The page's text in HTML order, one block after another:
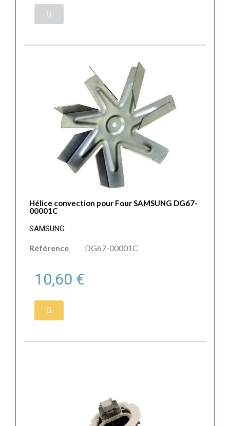
Hélice convection pour Four SAMSUNG DG67-
00001C
SAMSUNG
Référence DG67-00001C
10,60 €